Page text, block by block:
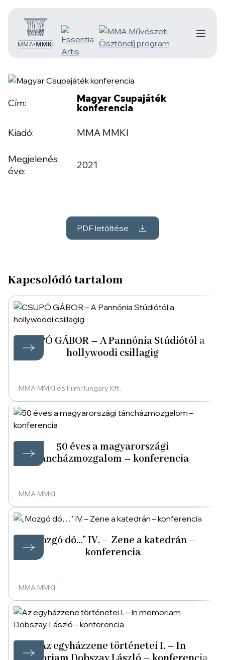
Cím:
Magyar Csupajáték
konferencia
Kiadó: MMA MMKI
Megjelenés
éve:
2021
PDF letöltése
Kapcsolódó tartalom
CSUPÓ GÁBOR – A Pannónia Stúdiótól a
hollywoodi csillagig
MMA MMKI és FilmHungary Kft.
50 éves a magyarországi
táncházmozgalom – konferencia
MMA MMKI
„Mozgó dó…” IV. – Zene a katedrán –
konferencia
MMA MMKI
Az egyházzene történetei I. – In